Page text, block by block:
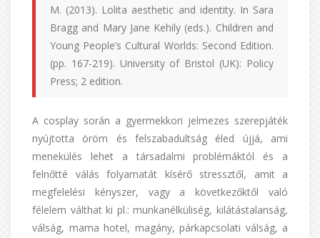
M. (2013). Lolita aesthetic and identity. In Sara
Bragg and Mary Jane Kehily (eds.). Children and
Young People’s Cultural Worlds: Second Edition.
(pp. 167-219). University of Bristol (UK): Policy
Press; 2 edition.
A cosplay során a gyermekkori jelmezes szerepjáték
nyújtotta öröm és felszabadultság éled újjá, ami
menekülés lehet a társadalmi problémáktól és a
felnőtté válás folyamatát kísérő stressztől, amit a
megfelelési kényszer, vagy a következőktől való
félelem válthat ki pl.: munkanélküliség, kilátástalanság,
válság, mama hotel, magány, párkapcsolati válság, a